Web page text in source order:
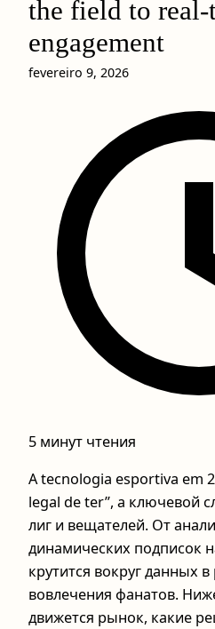
the field to
engagement
fevereiro 9, 2026
5 минут чтения
A tecnologia esportiva em
legal de ter”, а ключевой
лиг и вещателей. От
динамических подписок
крутится вокруг данных
вовлечения фанатов.
движется рынок, какие